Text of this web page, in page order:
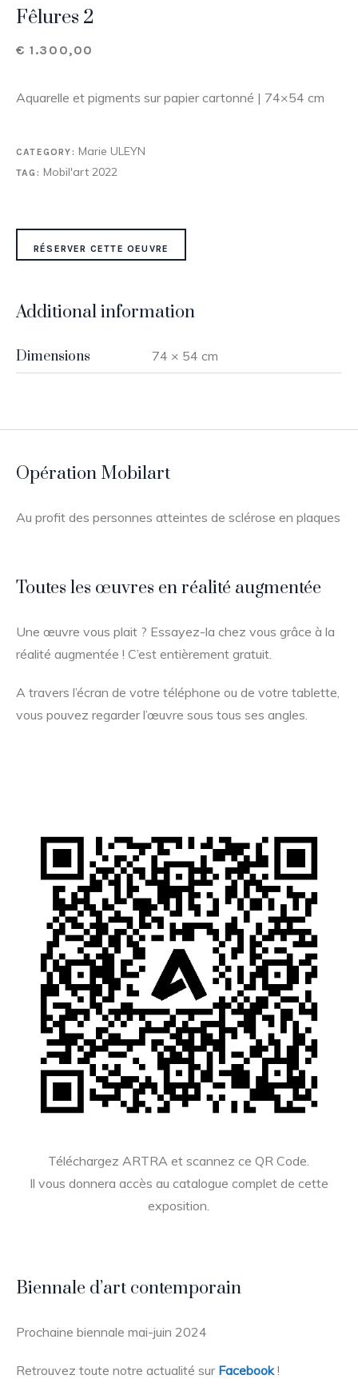
Fêlures 2
€ 1.300,00
Aquarelle et pigments sur papier cartonné | 74×54 cm
CATEGORY: Marie ULEYN
TAG: Mobil'art 2022
RÉSERVER CETTE OEUVRE
Additional information
Dimensions 74 × 54 cm
Opération Mobilart
Au profit des personnes atteintes de sclérose en plaques
Toutes les œuvres en réalité augmentée
Une œuvre vous plait ? Essayez-la chez vous grâce à la
réalité augmentée ! C’est entièrement gratuit.
A travers l’écran de votre téléphone ou de votre tablette,
vous pouvez regarder l’œuvre sous tous ses angles.
Téléchargez ARTRA et scannez ce QR Code.
Il vous donnera accès au catalogue complet de cette
exposition.
Biennale d’art contemporain
Prochaine biennale mai-juin 2024
Retrouvez toute notre actualité sur Facebook!